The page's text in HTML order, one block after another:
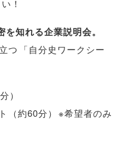
！
知れる企業説明会。
つ 「自分史ワークシー
）
（約60分） ※希望者のみ